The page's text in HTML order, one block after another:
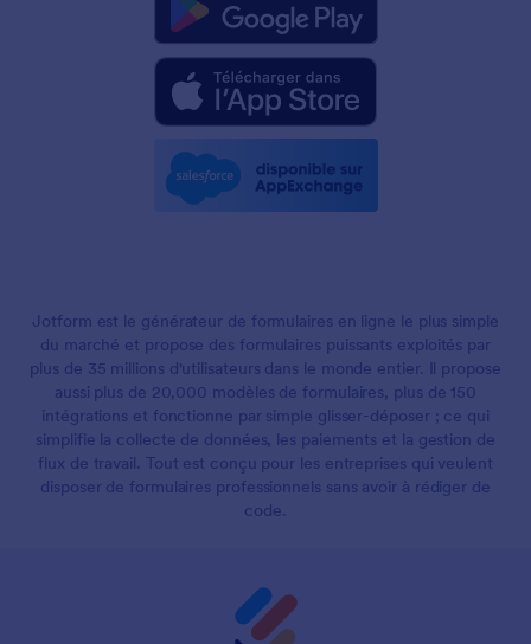
Jotform est le générateur de formulaires en ligne le plus simple
du marché et propose des formulaires puissants exploités par
plus de 35 millions d'utilisateurs dans le monde entier. Il propose
aussi plus de 20,000 modèles de formulaires, plus de 150
intégrations et fonctionne par simple glisser-déposer ; ce qui
simplifie la collecte de données, les paiements et la gestion de
flux de travail. Tout est conçu pour les entreprises qui veulent
disposer de formulaires professionnels sans avoir à rédiger de
code.